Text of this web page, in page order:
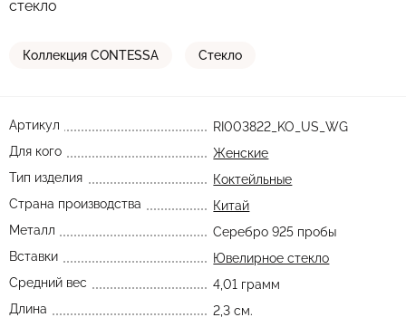
стекло
Коллекция CONTESSA Стекло
Артикул
RI003822_KO_US_WG
Для кого
Женские
Тип изделия
Коктейльные
Страна производства
Китай
Металл
Серебро 925 пробы
Вставки
Ювелирное стекло
Средний вес
4,01 грамм
Длина
2,3 см.